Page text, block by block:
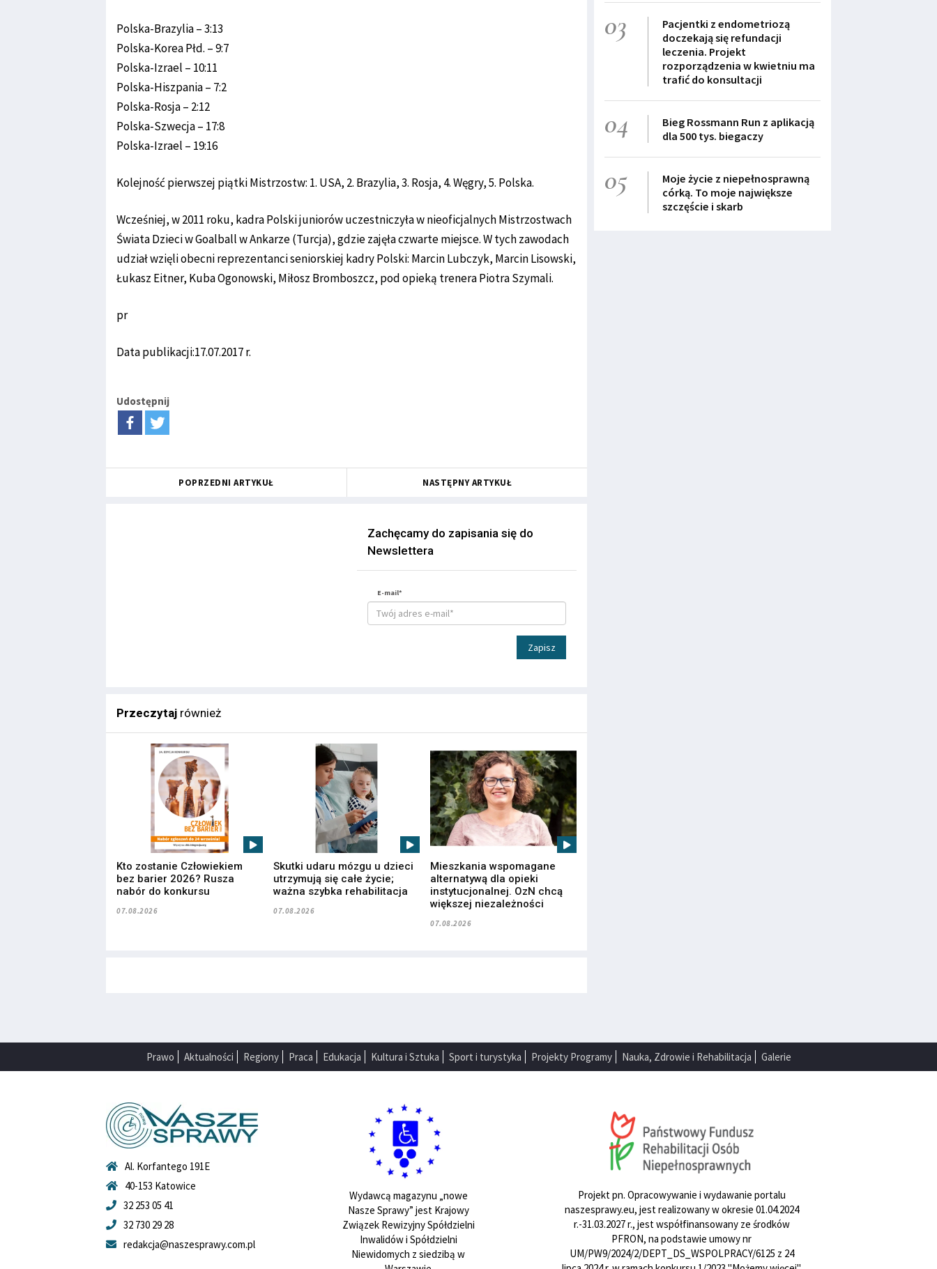
Polska-Brazylia – 3:13
Polska-Korea Płd. – 9:7
Polska-Izrael – 10:11
Polska-Hiszpania – 7:2
Polska-Rosja – 2:12
Polska-Szwecja – 17:8
Polska-Izrael – 19:16
Kolejność pierwszej piątki Mistrzostw: 1. USA, 2. Brazylia, 3. Rosja, 4. Węgry, 5. Polska.
Wcześniej, w 2011 roku, kadra Polski juniorów uczestniczyła w nieoficjalnych Mistrzostwach
Świata Dzieci w Goalball w Ankarze (Turcja), gdzie zajęła czwarte miejsce. W tych zawodach
udział wzięli obecni reprezentanci seniorskiej kadry Polski: Marcin Lubczyk, Marcin Lisowski,
Łukasz Eitner, Kuba Ogonowski, Miłosz Bromboszcz, pod opieką trenera Piotra Szymali.
pr
Data publikacji:17.07.2017 r.
Udostępnij
POPRZEDNI ARTYKUŁ NASTĘPNY ARTYKUŁ
Zachęcamy do zapisania się do
Newslettera
E-mail*
Zapisz
Przeczytaj również
Kto zostanie Człowiekiem
bez barier 2026? Rusza
nabór do konkursu
07.08.2026
Skutki udaru mózgu u dzieci
utrzymują się całe życie;
ważna szybka rehabilitacja
07.08.2026
Mieszkania wspomagane
alternatywą dla opieki
instytucjonalnej. OzN chcą
większej niezależności
07.08.2026
03
Pacjentki z endometriozą
doczekają się refundacji
leczenia. Projekt
rozporządzenia w kwietniu ma
trafić do konsultacji
04
Bieg Rossmann Run z aplikacją
dla 500 tys. biegaczy
05
Moje życie z niepełnosprawną
córką. To moje największe
szczęście i skarb
Prawo Aktualności Regiony Praca Edukacja Kultura i Sztuka Sport i turystyka Projekty Programy Nauka, Zdrowie i Rehabilitacja Galerie
Al. Korfantego 191E
40-153 Katowice
32 253 05 41
32 730 29 28
redakcja@naszesprawy.com.pl
Wydawcą magazynu „nowe
Nasze Sprawy” jest Krajowy
Związek Rewizyjny Spółdzielni
Inwalidów i Spółdzielni
Niewidomych z siedzibą w
Projekt pn. Opracowywanie i wydawanie portalu
naszesprawy.eu, jest realizowany w okresie 01.04.2024
r.-31.03.2027 r., jest współfinansowany ze środków
PFRON, na podstawie umowy nr
UM/PW9/2024/2/DEPT_DS_WSPOLPRACY/6125 z 24